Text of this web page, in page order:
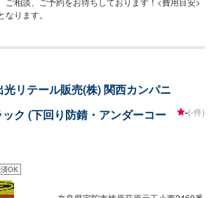
ります。
リテール販売(株) 関西カンパニ
ク (下回り防錆・アンダーコー
-(-件)
OK